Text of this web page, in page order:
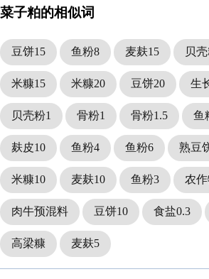
菜子粕的相似词
豆饼15 鱼粉8 麦麸15 贝
米糠15 米糠20 豆饼20 生
贝壳粉1 骨粉1 骨粉1.5 鱼
麸皮10 鱼粉4 鱼粉6 熟豆
米糠10 麦麸10 鱼粉3 农
肉牛预混料 豆饼10 食盐0.3
高梁糠 麦麸5